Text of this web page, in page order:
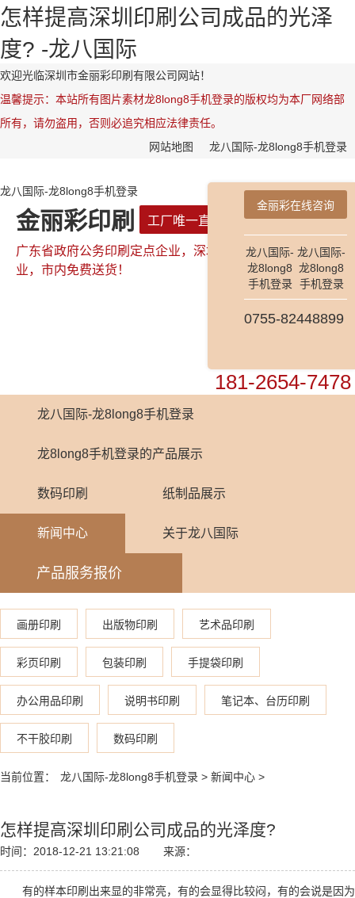
怎样提高深圳印刷公司成品的光泽
度? -龙八国际
欢迎光临深圳市金丽彩印刷有限公司网站！
温馨提示：本站所有图片素材龙8long8手机登录的版权均为本厂网络部
所有，请勿盗用，否则必追究相应法律责任。
网站地图
龙八国际-龙8long8手机登录
龙八国际-龙8long8手机登录
金丽彩印刷 工厂唯一直属网站
广东省政府公务印刷定点企业，深圳市政府公务印刷定点企
业，市内免费送货！
181-2654-7478
龙八国际-龙8long8手机登录
龙8long8手机登录的产品展示
数码印刷 纸制品展示
新闻中心 关于龙八国际
产品服务报价
画册印刷 出版物印刷 艺术品印刷
彩页印刷 包装印刷 手提袋印刷
办公用品印刷 说明书印刷 笔记本、台历印刷
不干胶印刷 数码印刷
当前位置： 龙八国际-龙8long8手机登录 > 新闻中心 >
怎样提高深圳印刷公司成品的光泽度?
时间：2018-12-21 13:21:08 来源：
有的样本印刷出来显的非常亮，有的会显得比较闷，有的会说是因为
金丽彩在线咨询
龙八国际-
龙8long8
手机登录
龙八国际-
龙8long8
手机登录
0755-82448899